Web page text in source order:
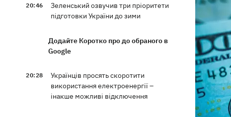
20:46
Зеленський озвучив три пріоритети
підготовки України до зими
Додайте Коротко про до обраного в
Google
20:28
Українців просять скоротити
використання електроенергії –
інакше можливі відключення